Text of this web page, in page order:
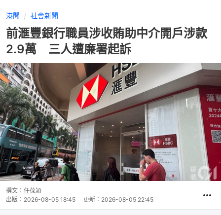
港聞 社會新聞
前滙豐銀行職員涉收賄助中介開戶涉款
2.9萬 三人遭廉署起訴
撰文： 任葆穎
出版： 2026-08-05 18:45 更新： 2026-08-05 22:45